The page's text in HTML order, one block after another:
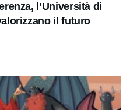
l’Università di
il futuro